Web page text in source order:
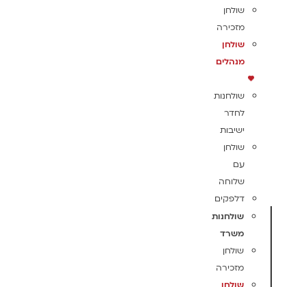
שולחן
מזכירה
שולחן
מנהלים
שולחנות
לחדר
ישיבות
שולחן
עם
שלוחה
דלפקים
שולחנות
משרד
שולחן
מזכירה